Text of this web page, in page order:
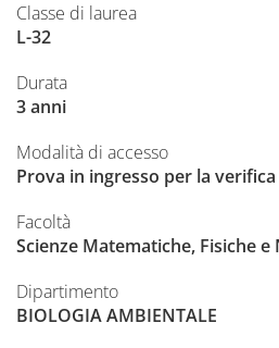
Classe di laurea
L-32
Durata
3 anni
Modalità di accesso
Prova in ingresso per la
Facoltà
Scienze Matematiche, Fisiche
Dipartimento
BIOLOGIA AMBIENTALE